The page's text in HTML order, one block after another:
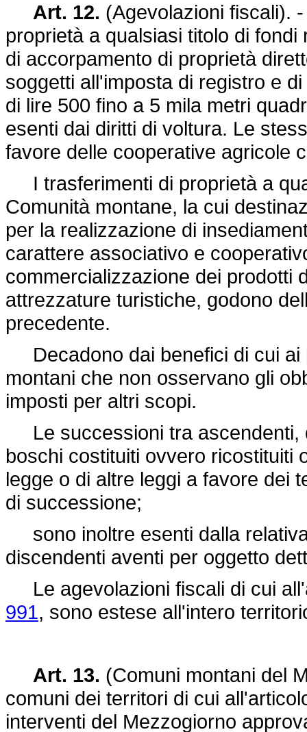
Art. 12. (Agevolazioni fiscali).
proprietà a qualsiasi titolo di
di accorpamento di proprietà
soggetti all'imposta di registro e
di lire 500 fino a 5 mila metri
esenti dai diritti di voltura. Le
favore delle cooperative agricole
I trasferimenti di proprietà a
Comunità montane, la cui
per la realizzazione di
carattere associativo e
commercializzazione dei prodotti
attrezzature turistiche, godono
precedente.
Decadono dai benefici di cui ai
montani che non osservano gli
imposti per altri scopi.
Le successioni tra ascendenti,
boschi costituiti ovvero ricostituiti
legge o di altre leggi a favore dei
di successione;
sono inoltre esenti dalla
discendenti aventi per oggetto
Le agevolazioni fiscali di cui
991, sono estese all'intero
Art. 13. (Comuni montani del
comuni dei territori di cui
interventi del Mezzogiorno